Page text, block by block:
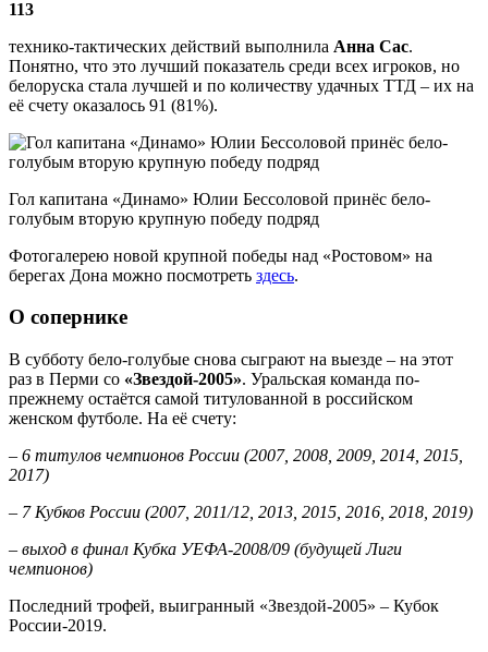
113
технико-тактических действий выполнила Анна Сас.
Понятно, что это лучший показатель среди всех игроков, но
белоруска стала лучшей и по количеству удачных ТТД – их на
её счету оказалось 91 (81%).
Гол капитана «Динамо» Юлии Бессоловой принёс бело-
голубым вторую крупную победу подряд
Фотогалерею новой крупной победы над «Ростовом» на
берегах Дона можно посмотреть здесь.
О сопернике
В субботу бело-голубые снова сыграют на выезде – на этот
раз в Перми со «Звездой-2005». Уральская команда по-
прежнему остаётся самой титулованной в российском
женском футболе. На её счету:
– 6 титулов чемпионов России (2007, 2008, 2009, 2014, 2015,
2017)
– 7 Кубков России (2007, 2011/12, 2013, 2015, 2016, 2018, 2019)
– выход в финал Кубка УЕФА-2008/09 (будущей Лиги
чемпионов)
Последний трофей, выигранный «Звездой-2005» – Кубок
России-2019.